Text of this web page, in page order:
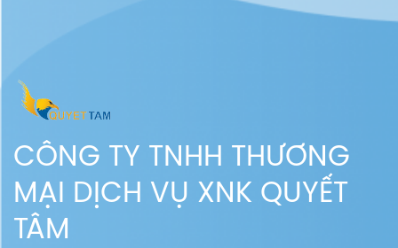
CÔNG TY TNHH THƯƠNG
MẠI DỊCH VỤ XNK QUYẾT
TÂM